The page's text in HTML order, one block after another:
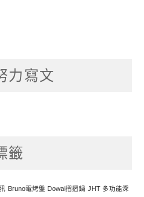
力寫文
籤
Bruno電烤盤 Dowai摺摺鍋 JHT 多功能深